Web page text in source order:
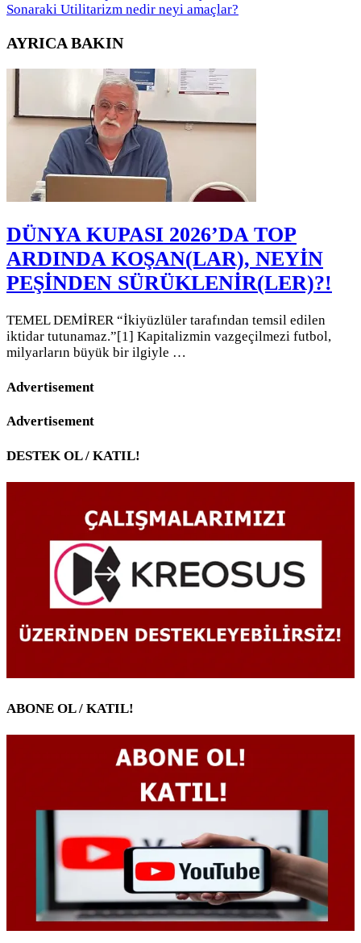
Sonaraki Utilitarizm nedir neyi amaçlar?
AYRICA BAKIN
DÜNYA KUPASI 2026’DA TOP
ARDINDA KOŞAN(LAR), NEYİN
PEŞİNDEN SÜRÜKLENİR(LER)?!
TEMEL DEMİRER “İkiyüzlüler tarafından temsil edilen
iktidar tutunamaz.”[1] Kapitalizmin vazgeçilmezi futbol,
milyarların büyük bir ilgiyle …
Advertisement
Advertisement
DESTEK OL / KATIL!
ABONE OL / KATIL!